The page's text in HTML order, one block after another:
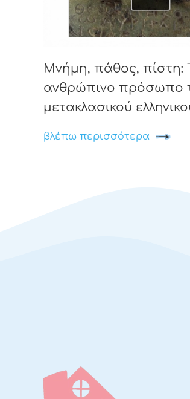
Μνήμη, πάθος, πίστη:
ανθρώπινο πρόσωπο
μετακλασικού
βλέπω περισσότερα